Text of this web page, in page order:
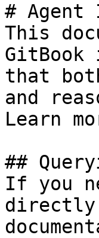
# Agent
This
GitBook
that
and
Learn
##
If you
directly